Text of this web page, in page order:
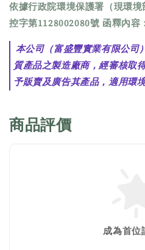
依據行政院環境保護署（現環
控字第1128002080號 函釋內容：
本公司（富盛豐實業有限公司
質產品之製造廠商，經審核取
予販賣及廣告其產品，適用環
商品評價
成為首位